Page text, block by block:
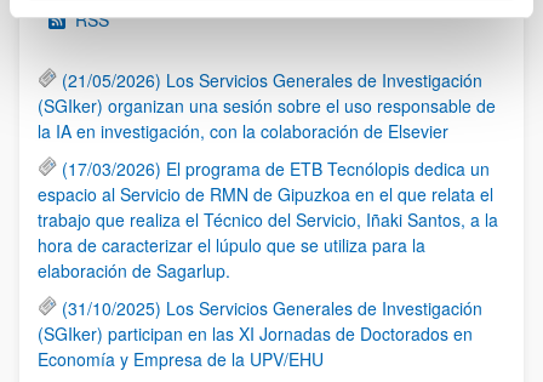
RSS
(21/05/2026) Los Servicios Generales de Investigación
(SGIker) organizan una sesión sobre el uso responsable de
la IA en investigación, con la colaboración de Elsevier
(17/03/2026) El programa de ETB Tecnólopis dedica un
espacio al Servicio de RMN de Gipuzkoa en el que relata el
trabajo que realiza el Técnico del Servicio, Iñaki Santos, a la
hora de caracterizar el lúpulo que se utiliza para la
elaboración de Sagarlup.
(31/10/2025) Los Servicios Generales de Investigación
(SGIker) participan en las XI Jornadas de Doctorados en
Economía y Empresa de la UPV/EHU